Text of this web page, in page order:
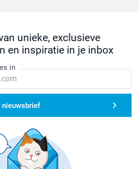
unieke, exclusieve
en inspiratie in je inbox
in
nieuwsbrief